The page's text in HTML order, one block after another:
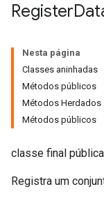
Register
Nesta página
Classes aninhadas
Métodos públicos
Métodos Herdados
Métodos públicos
classe final pública
Registra um